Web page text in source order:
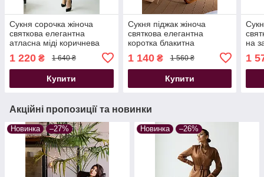
Сукня сорочка жіноча
святкова елегантна
атласна міді коричнева
1 220 ₴ 1 640 ₴
Купити
Сукня піджак жіноча
святкова елегантна
коротка блакитна
1 140₴ 1 560 ₴
Купити
на
1
Акційні пропозиції та новинки
Новинка –27% Новинка –26%